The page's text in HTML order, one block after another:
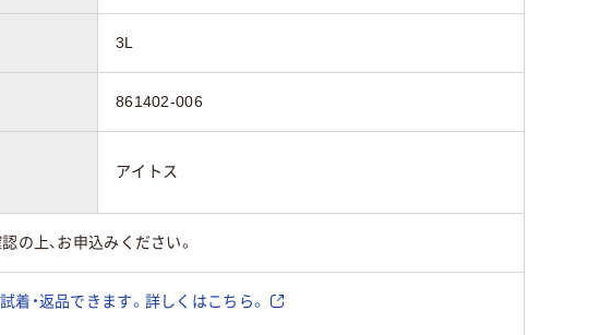
3L
861402-006
アイトス
の上、お申込みください。
着・返品できます。詳しくはこちら。